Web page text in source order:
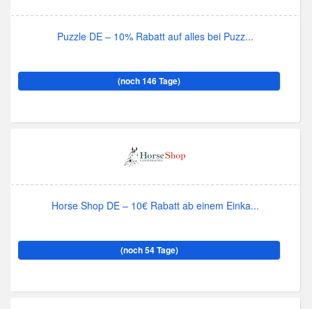
Puzzle DE – 10% Rabatt auf alles bei Puzz...
(noch 146 Tage)
Horse Shop DE – 10€ Rabatt ab einem Einka...
(noch 54 Tage)